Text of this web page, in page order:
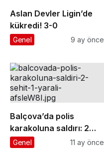
Aslan Devler Ligin’de
kükredi! 3-0
Genel 9 ay önce
Balçova’da polis
karakoluna saldırı: 2
şehit, 1 yaralı
Genel 11 ay önce